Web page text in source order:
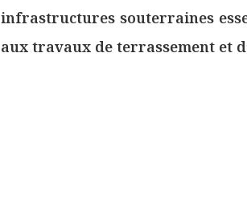
infrastructures souterraines
aux travaux de terrassement et